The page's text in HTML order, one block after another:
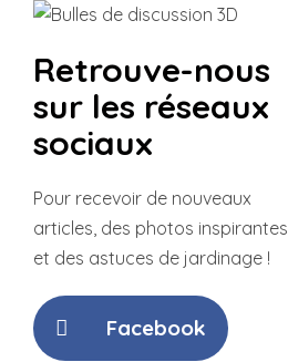
Retrouve-nous
sur les réseaux
sociaux
Pour recevoir de nouveaux
articles, des photos inspirantes
et des astuces de jardinage !
Facebook